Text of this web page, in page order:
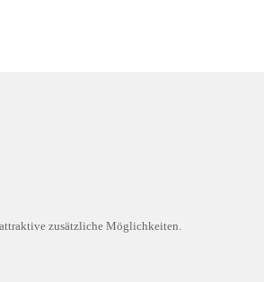
zusätzliche Möglichkeiten.